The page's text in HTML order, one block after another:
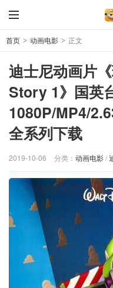
首页 > 动画电影 > 正文
迪士尼动画片
Story 1》国英
1080P/MP4/
全系列下载
2019-10-06 分类： 动画电影/